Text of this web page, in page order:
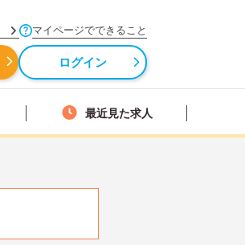
マイページでできること
ログイン
最近見た求人